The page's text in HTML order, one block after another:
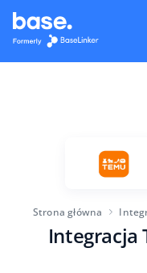
Magazyn
Wielkość firmy
Dla startujących e-
Cennik
Wypróbuj za
Strona główna
Integracja